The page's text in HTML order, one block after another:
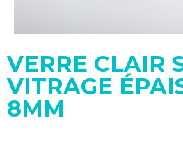
VERRE CLAIR
VITRAGE
8MM